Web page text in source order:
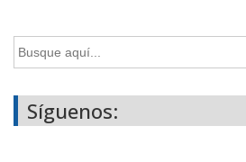
Buscar:
Síguenos: